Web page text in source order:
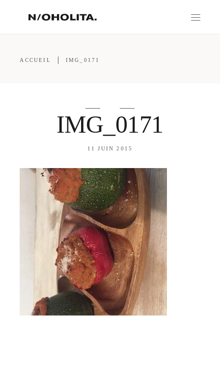
ACCUEIL IMG_0171
IMG_0171
11 JUIN 2015